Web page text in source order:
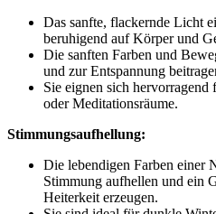
Das sanfte, flackernde Licht
beruhigend auf Körper und
Die sanften Farben und
und zur Entspannung
Sie eignen sich
oder Meditationsräume.
Stimmungsaufhellung:
Die lebendigen Farben einer
Stimmung aufhellen und ein
Heiterkeit erzeugen.